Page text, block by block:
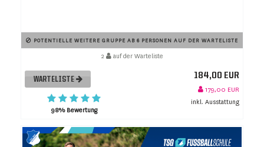
POTENTIELLE WEITERE GRUPPE AB 6 PERSONEN AUF DER WARTELISTE
2 auf der Warteliste
WARTELISTE
98% Bewertung
184,00 EUR
179,00 EUR
inkl. Ausstattung